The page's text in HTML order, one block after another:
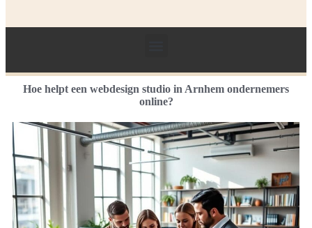
Hoe helpt een webdesign studio in Arnhem ondernemers
online?